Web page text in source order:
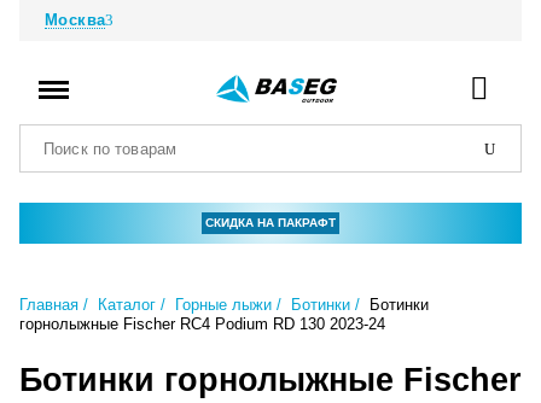
Москва
СКИДКА НА ПАКРАФТ
Главная Каталог Горные лыжи Ботинки
Ботинки
горнолыжные Fischer RC4 Podium RD 130 2023-24
Ботинки горнолыжные Fischer